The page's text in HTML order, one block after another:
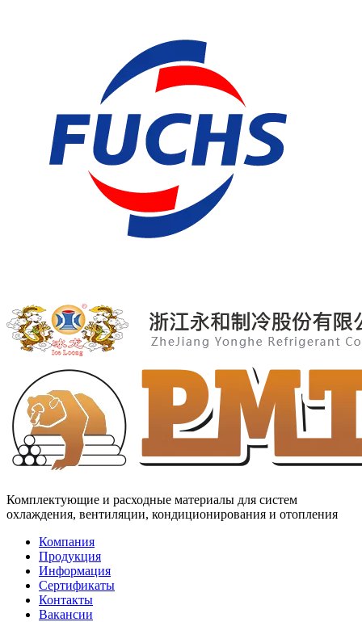
Комплектующие и расходные материалы для систем
охлаждения, вентиляции, кондиционирования и отопления
Компания
Продукция
Информация
Сертификаты
Контакты
Вакансии